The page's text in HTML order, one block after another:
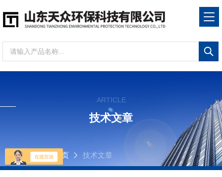
ARTICLE
技术文章
当前位置： 首页 技术文章